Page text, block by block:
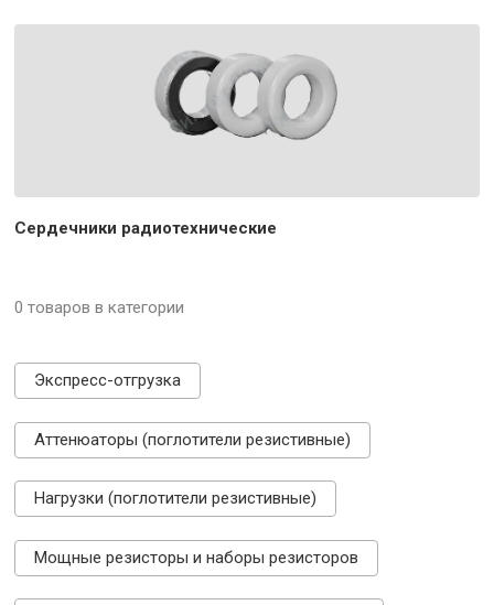
Сердечники радиотехнические
0 товаров в категории
Экспресс-отгрузка
Аттенюаторы (поглотители резистивные)
Нагрузки (поглотители резистивные)
Мощные резисторы и наборы резисторов